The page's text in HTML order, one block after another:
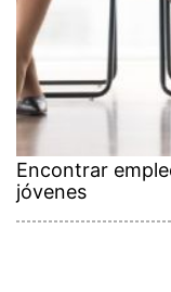
Encontrar
jóvenes